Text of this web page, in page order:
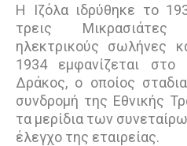
Η Ιζόλα ιδρύθηκε το
τρεις
ηλεκτρικούς σωλήνες
1934 εμφανίζεται
Δράκος, ο οποίος
συνδρομή της Εθνικής
τα μερίδια των
έλεγχο της εταιρείας.